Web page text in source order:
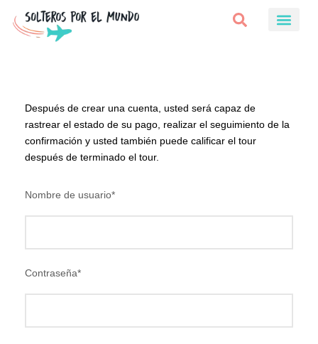
Después de crear una cuenta, usted será capaz de
rastrear el estado de su pago, realizar el seguimiento de la
confirmación y usted también puede calificar el tour
después de terminado el tour.
Nombre de usuario*
Contraseña*